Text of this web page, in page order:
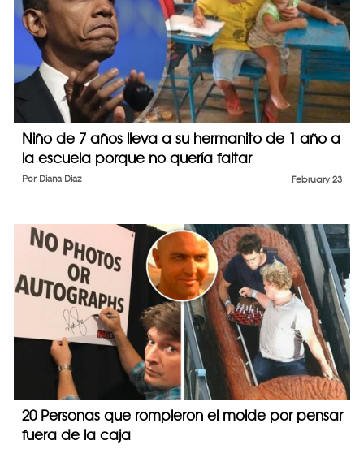
Niño de 7 años lleva a su hermanito de 1 año a
la escuela porque no quería faltar
February 23
Por Diana Diaz
20 Personas que rompieron el molde por pensar
fuera de la caja